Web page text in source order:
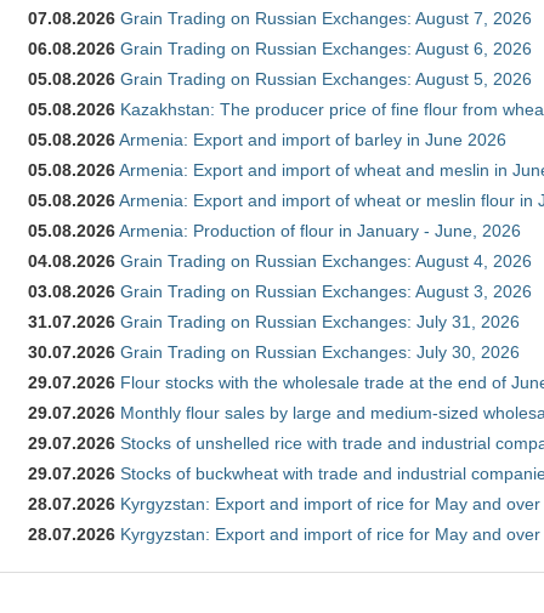
07.08.2026 Grain Trading on Russian Exchanges: August 7, 2026
06.08.2026 Grain Trading on Russian Exchanges: August 6, 2026
05.08.2026 Grain Trading on Russian Exchanges: August 5, 2026
05.08.2026 Kazakhstan: The producer price of fine flour from
05.08.2026Armenia: Export and import of barley in June 2026
05.08.2026Armenia: Export and import of wheat and meslin in
05.08.2026Armenia: Export and import of wheat or meslin flour in
05.08.2026Armenia: Production of flour in January - June, 2026
04.08.2026 Grain Trading on Russian Exchanges: August 4, 2026
03.08.2026 Grain Trading on Russian Exchanges: August 3, 2026
31.07.2026 Grain Trading on Russian Exchanges: July 31, 2026
30.07.2026 Grain Trading on Russian Exchanges: July 30, 2026
29.07.2026 Flour stocks with the wholesale trade at the end of
29.07.2026 Monthly flour sales by large and medium-sized
29.07.2026 Stocks of unshelled rice with trade and industrial
29.07.2026 Stocks of buckwheat with trade and industrial
28.07.2026 Kyrgyzstan: Export and import of rice for May and
28.07.2026 Kyrgyzstan: Export and import of rice for May and